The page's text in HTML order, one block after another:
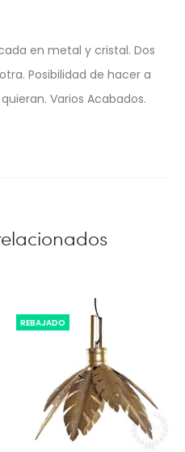
en metal y cristal. Dos
Posibilidad de hacer a
Varios Acabados.
REBAJADO